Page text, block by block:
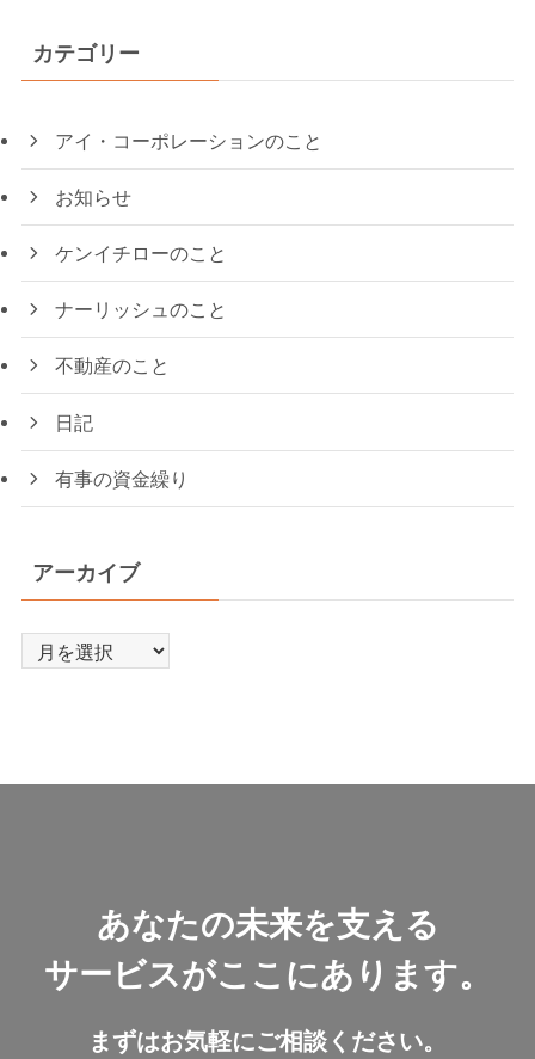
カテゴリー
アイ・コーポレーションのこと
お知らせ
ケンイチローのこと
ナーリッシュのこと
不動産のこと
日記
有事の資金繰り
アーカイブ
ー
あなたの未来を支える
サービスがここにあります。
まずはお気軽にご相談ください。